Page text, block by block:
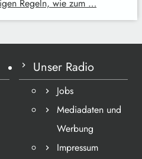
Regeln, wie zum …
Unser Radio
Jobs
Mediadaten und
Werbung
Impressum